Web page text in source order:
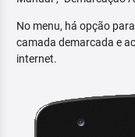
No menu, há opção
camada demarcada e
internet.